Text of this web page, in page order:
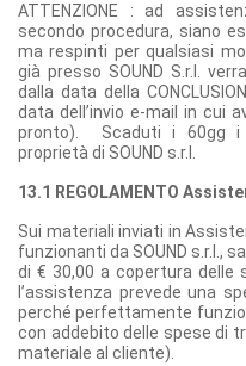
ATTENZIONE : ad
secondo procedura, siano
ma respinti per qualsiasi
già presso SOUND S.r.l.
dalla data della
data dell’invio e-mail in cui
pronto). Scaduti i 60gg i
proprietà di SOUND s.r.l.
13.1 REGOLAMENTO
Sui materiali inviati in
funzionanti da SOUND s.r.l.,
di € 30,00 a copertura delle
l’assistenza prevede una
perché perfettamente
con addebito delle spese di
materiale al cliente).